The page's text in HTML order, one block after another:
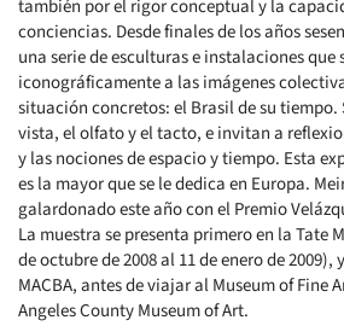
también por el rigor conceptual y la
conciencias. Desde finales de los años
una serie de esculturas e instalaciones que
iconográficamente a las imágenes
situación concretos: el Brasil de su tiempo.
vista, el olfato y el tacto, e invitan a
y las nociones de espacio y tiempo. Esta
es la mayor que se le dedica en Europa.
galardonado este año con el Premio
La muestra se presenta primero en la Tate
de octubre de 2008 al 11 de enero de
MACBA, antes de viajar al Museum of Fine
Angeles County Museum of Art.